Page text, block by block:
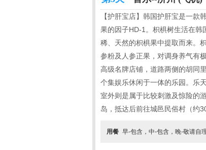
【护肝宝店】韩国护肝宝是一
果的因子HD-1。枳椇树生活在
稀、天然的枳椇果中提取而来。
参粉及人参正果，对调身养气有
高级名牌店铺，道路两侧的胡同
个集娱乐休闲于一体的乐园。乐
室外则是属于比较刺激及惊险的
岛，抵达后前往城邑民俗村（约
用餐 早-包含，中-包含，晚-敬请自